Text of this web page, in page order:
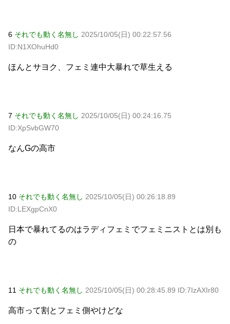
6 それでも動く名無し 2025/10/05(日) 00:22:57.56
ID:N1XOhuHd0
ほんとサヨク、フェミ連中大暴れで草生える
7 それでも動く名無し 2025/10/05(日) 00:24:16.75
ID:XpSvbGW70
なんGの高市
10 それでも動く名無し 2025/10/05(日) 00:26:18.89
ID:LEXgpCnX0
日本で暴れてるのはラディフェミでフェミニストとは別も
の
11 それでも動く名無し 2025/10/05(日) 00:28:45.89 ID:7IzAXIr80
高市って割とフェミ側やけどな